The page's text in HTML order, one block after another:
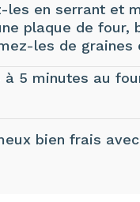
les en serrant et
plaque de four,
les de graines
5 minutes au
bien frais